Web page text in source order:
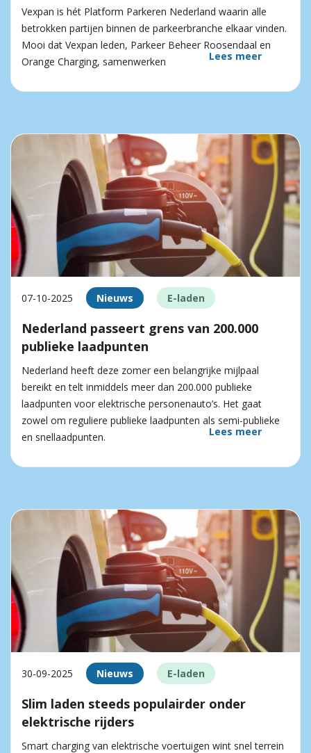
Vexpan is hét Platform Parkeren Nederland waarin alle
betrokken partijen binnen de parkeerbranche elkaar vinden.
Mooi dat Vexpan leden, Parkeer Beheer Roosendaal en
Orange Charging, samenwerken
Lees meer
07-10-2025 Nieuws E-laden
Nederland passeert grens van 200.000
publieke laadpunten
Nederland heeft deze zomer een belangrijke mijlpaal
bereikt en telt inmiddels meer dan 200.000 publieke
laadpunten voor elektrische personenauto’s. Het gaat
zowel om reguliere publieke laadpunten als semi-publieke
en snellaadpunten.
Lees meer
30-09-2025 Nieuws E-laden
Slim laden steeds populairder onder
elektrische rijders
Smart charging van elektrische voertuigen wint snel terrein